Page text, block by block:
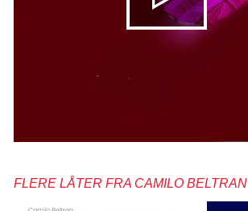
FLERE LÅTER FRA CAMILO BELTRAN